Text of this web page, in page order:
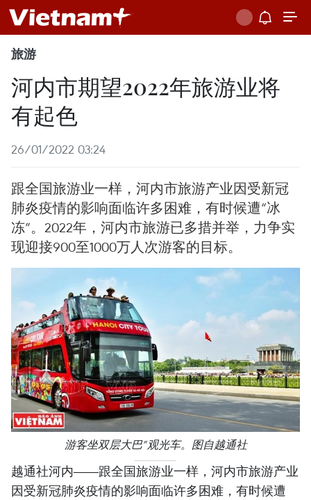
旅游
河内市期望2022年旅游业将
有起色
26/01/2022 03:24
跟全国旅游业一样，河内市旅游产业因受新冠
肺炎疫情的影响面临许多困难，有时候遭“冰
冻”。2022年，河内市旅游已多措并举，力争实
现迎接900至1000万人次游客的目标。
游客坐双层大巴”观光车。图自越通社
越通社河内——跟全国旅游业一样，河内市旅游产业
因受新冠肺炎疫情的影响面临许多困难，有时候遭